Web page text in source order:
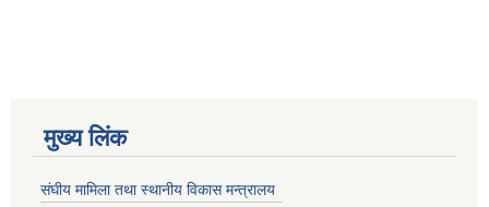
मुख्य लिंक
संघीय मामिला तथा स्थानीय विकास मन्त्रालय